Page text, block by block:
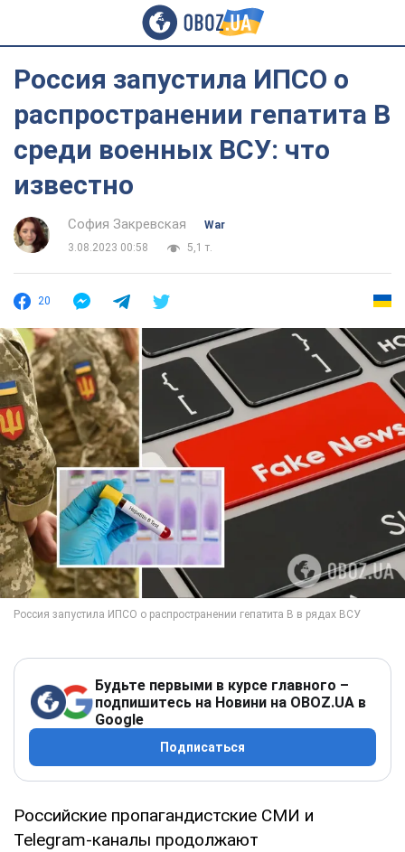
Россия запустила ИПСО о
распространении гепатита B
среди военных ВСУ: что
известно
София Закревская
War
3.08.2023 00:58
5,1 т.
20
Будьте первыми в курсе главного –
подпишитесь на Новини на OBOZ.UA в
Google
Подписаться
Российские пропагандистские СМИ и
Telegram-каналы продолжают